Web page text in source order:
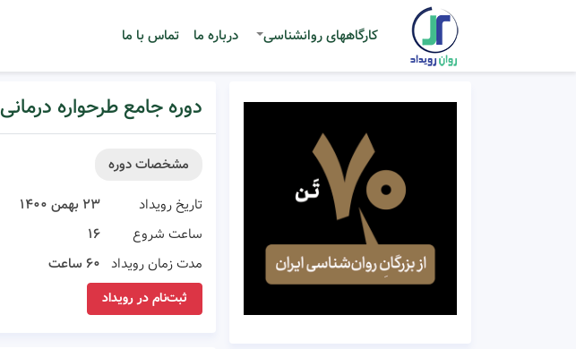
کارگاههای روانشناسی درباره ما تماس با ما
دوره جامع طرحواره درمانی
مشخصات دوره
تاریخ رویداد
۲۳ بهمن ۱۴۰۰
ساعت شروع
۱۶
مدت زمان رویداد ۶۰ ساعت
ثبت‌نام در رویداد